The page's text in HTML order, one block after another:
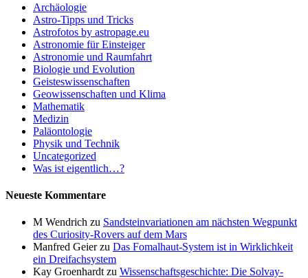
Archäologie
Astro-Tipps und Tricks
Astrofotos by astropage.eu
Astronomie für Einsteiger
Astronomie und Raumfahrt
Biologie und Evolution
Geisteswissenschaften
Geowissenschaften und Klima
Mathematik
Medizin
Paläontologie
Physik und Technik
Uncategorized
Was ist eigentlich…?
Neueste Kommentare
M Wendrich zu Sandsteinvariationen am nächsten Wegpunkt
des Curiosity-Rovers auf dem Mars
Manfred Geierzu Das Fomalhaut-System ist in Wirklichkeit
ein Dreifachsystem
Kay Groenhardtzu Wissenschaftsgeschichte: Die Solvay-